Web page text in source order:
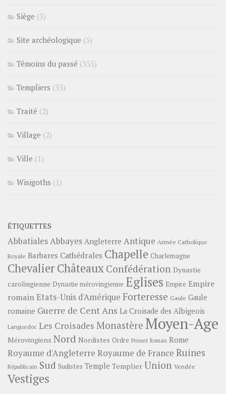
Siège (3)
Site archéologique (5)
Témoins du passé (353)
Templiers (33)
Traité (2)
Village (2)
Ville (1)
Wisigoths (1)
ÉTIQUETTES
Abbatiales Abbayes Angleterre Antique Armée Catholique
Royale Barbares Cathédrales Chapelle Charlemagne
ChevalierChâteauxConfédération Dynastie
carolingienne Dynastie mérovingienne Eglises Empire Empire
romainEtats-Unis d'Amérique Forteresse Gaule Gaule
romaine Guerre de Cent Ans La Croisade des Albigeois
Languedoc Les Croisades Monastère Moyen-Age
Mérovingiens Nord Nordistes Ordre Prieuré Roman Rome
Royaume d'Angleterre Royaume de France Ruines
Républicain Sud Sudistes Temple Templier Union Vendée
Vestiges